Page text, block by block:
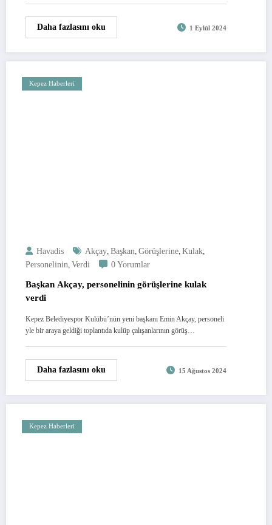
Daha fazlasını oku 1 Eylül 2024
Kepez Haberleri
Havadis Akçay, Başkan, Görüşlerine, Kulak,
Personelinin, Verdi 0 Yorumlar
Başkan Akçay, personelinin görüşlerine kulak
verdi
Kepez Belediyespor Kulübü’nün yeni başkanı Emin Akçay, personeli
yle bir araya geldiği toplantıda kulüp çalışanlarının görüş…
Daha fazlasını oku 15 Ağustos 2024
Kepez Haberleri